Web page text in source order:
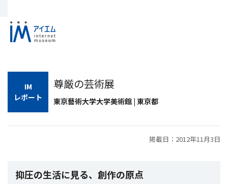
IM
レポート
尊厳の芸術展
東京藝術大学大学美術館 | 東京都
掲載日：2012年11月3日
抑圧の生活に見る、創作の原点